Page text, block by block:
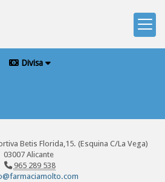
Divisa
Betis Florida,15. (Esquina C/La Vega)
03007 Alicante
965 289 538